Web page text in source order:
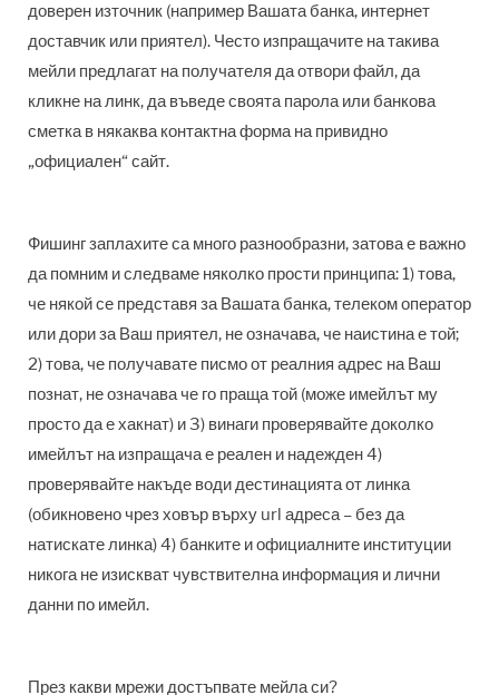
доверен източник (например Вашата банка, интернет
доставчик или приятел). Често изпращачите на такива
мейли предлагат на получателя да отвори файл, да
кликне на линк, да въведе своята парола или банкова
сметка в някаква контактна форма на привидно
„официален“ сайт.
Фишинг заплахите са много разнообразни, затова е важно
да помним и следваме няколко прости принципа: 1) това,
че някой се представя за Вашата банка, телеком оператор
или дори за Ваш приятел, не означава, че наистина е той;
2) това, че получавате писмо от реалния адрес на Ваш
познат, не означава че го праща той (може имейлът му
просто да е хакнат) и 3) винаги проверявайте доколко
имейлът на изпращача е реален и надежден 4)
проверявайте накъде води дестинацията от линка
(обикновено чрез ховър върху url адреса – без да
натискате линка) 4) банките и официалните институции
никога не изискват чувствителна информация и лични
данни по имейл.
През какви мрежи достъпвате мейла си?